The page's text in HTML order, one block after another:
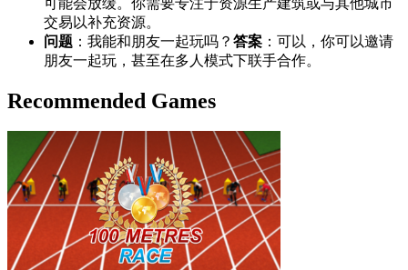
交易以补充资源。
问题 ：我能和朋友一起玩吗？ 答案 ：可以，你可以邀请
朋友一起玩，甚至在多人模式下联手合作。
Recommended Games